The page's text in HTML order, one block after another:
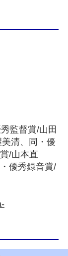
監督賞/山田
清、同・優
/山本直
優秀録音賞/